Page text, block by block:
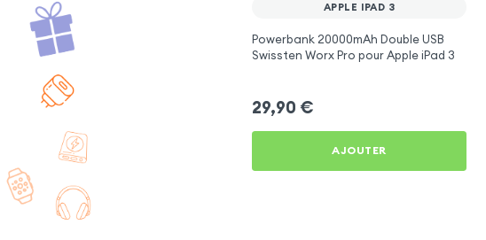
APPLE IPAD 3
Powerbank 20000mAh Double USB
Swissten Worx Pro pour Apple iPad 3
29,90 €
AJOUTER